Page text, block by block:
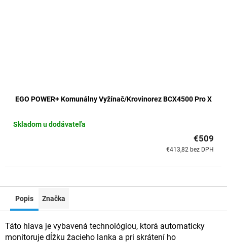
EGO POWER+ Komunálny Vyžínač/Krovinorez BCX4500 Pro X
Skladom u dodávateľa
€413,82 bez DPH
€509
Popis Značka
Táto hlava je vybavená technológiou, ktorá automaticky
monitoruje dĺžku žacieho lanka a pri skrátení ho